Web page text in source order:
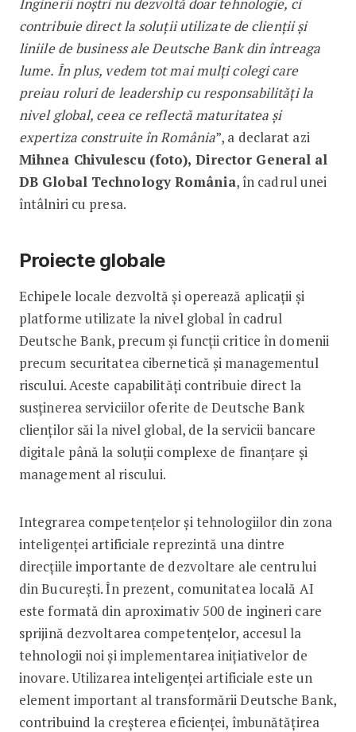
contribuie direct la soluții utilizate de clienții și
liniile de business ale Deutsche Bank din întreaga
lume. În plus, vedem tot mai mulți colegi care
preiau roluri de leadership cu responsabilități la
nivel global, ceea ce reflectă maturitatea și
expertiza construite în România”, a declarat azi
Mihnea Chivulescu (foto), Director General al
DB Global Technology România, în cadrul unei
întâlniri cu presa.
Proiecte globale
Echipele locale dezvoltă și operează aplicații și
platforme utilizate la nivel global în cadrul
Deutsche Bank, precum și funcții critice în domenii
precum securitatea cibernetică și managementul
riscului. Aceste capabilități contribuie direct la
susținerea serviciilor oferite de Deutsche Bank
clienților săi la nivel global, de la servicii bancare
digitale până la soluții complexe de finanțare și
management al riscului.
Integrarea competențelor și tehnologiilor din zona
inteligenței artificiale reprezintă una dintre
direcțiile importante de dezvoltare ale centrului
din București. În prezent, comunitatea locală AI
este formată din aproximativ 500 de ingineri care
sprijină dezvoltarea competențelor, accesul la
tehnologii noi și implementarea inițiativelor de
inovare. Utilizarea inteligenței artificiale este un
element important al transformării Deutsche Bank,
contribuind la creșterea eficienței, îmbunătățirea